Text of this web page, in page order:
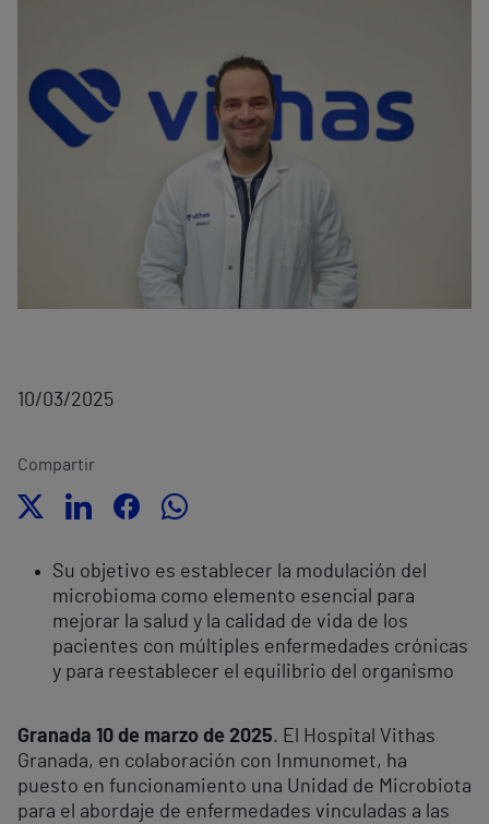
10/03/2025
Compartir
Su objetivo es establecer la modulación del
microbioma como elemento esencial para
mejorar la salud y la calidad de vida de los
pacientes con múltiples enfermedades crónicas
y para reestablecer el equilibrio del organismo
Granada 10 de marzo de 2025. El Hospital Vithas
Granada, en colaboración con Inmunomet, ha
puesto en funcionamiento una Unidad de Microbiota
para el abordaje de enfermedades vinculadas a las